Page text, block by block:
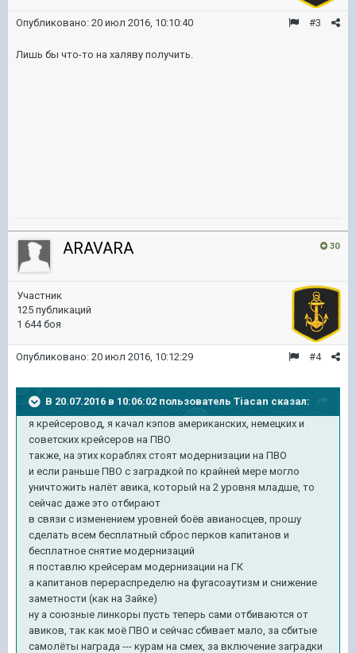
#3
Опубликовано: 20 июл 2016, 10:10:40
Лишь бы что-то на халяву получить.
30
ARAVARA
Участник
125 публикаций
1 644 боя
#4
Опубликовано: 20 июл 2016, 10:12:29
В 20.07.2016 в 10:06:02 пользователь Tiacan сказал:
я крейсеровод, я качал кэпов американских, немецких и
советских крейсеров на ПВО
также, на этих кораблях стоят модернизации на ПВО
и если раньше ПВО с заградкой по крайней мере могло
уничтожить налёт авика, который на 2 уровня младше, то
сейчас даже это отбирают
в связи с изменением уровней боёв авианосцев, прошу
сделать всем бесплатный сброс перков капитанов и
бесплатное снятие модернизаций
я поставлю крейсерам модернизации на ГК
а капитанов перераспределю на фугасоаутизм и снижение
заметности (как на Зайке)
ну а союзные линкоры пусть теперь сами отбиваются от
авиков, так как моё ПВО и сейчас сбивает мало, за сбитые
самолёты награда --- курам на смех, за включение заградки